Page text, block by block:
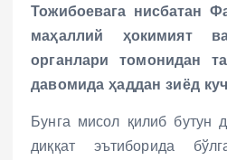
Тожибоевага нисбатан
маҳаллий ҳокимият
органлари томонидан
давомида ҳаддан зиёд
Бунга мисол қилиб бутун
диққат эътиборида